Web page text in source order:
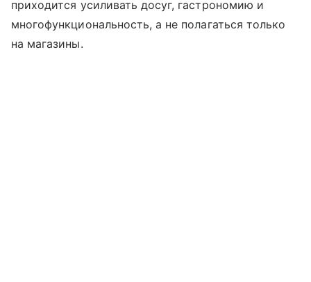
приходится усиливать досуг, гастрономию и
многофункциональность, а не полагаться только
на магазины.